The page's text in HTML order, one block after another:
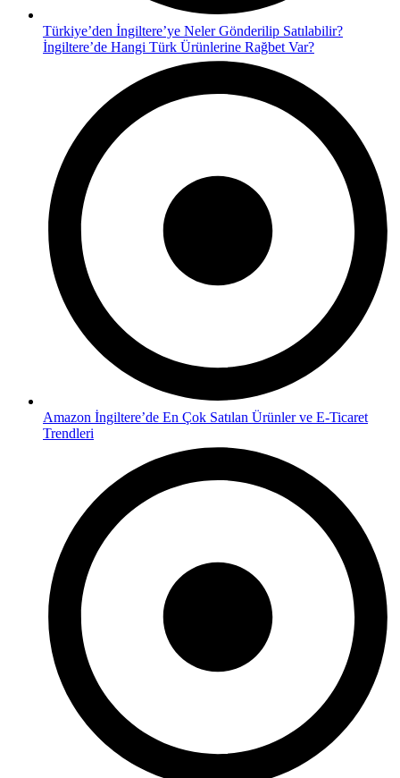
Türkiye’den İngiltere’ye Neler Gönderilip Satılabilir?
İngiltere’de Hangi Türk Ürünlerine Rağbet Var?
Amazon İngiltere’de En Çok Satılan Ürünler ve E-Ticaret
Trendleri